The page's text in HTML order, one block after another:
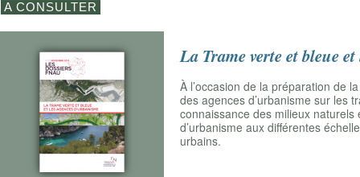
A CONSULTER
La Trame verte et bleue
À l’occasion de la préparation de
des agences d’urbanisme sur les
connaissance des milieux
d’urbanisme aux différentes
urbains.